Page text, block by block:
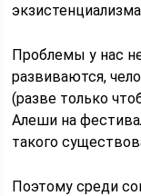
Проблемы у нас
развиваются,
(разве только
Алеши на
такого
Поэтому среди